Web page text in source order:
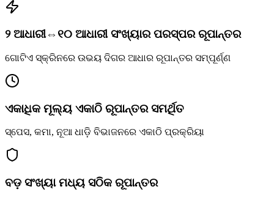
୨ ଆଧାରୀ⇔୧୦ ଆଧାରୀ ସଂଖ୍ୟାର ପରସ୍ପର ରୂପାନ୍ତର
ଗୋଟିଏ ସ୍କ୍ରିନରେ ଉଭୟ ଦିଗର ଆଧାର ରୂପାନ୍ତର ସମ୍ପୂର୍ଣ୍ଣ
ଏକାଧିକ ମୂଲ୍ୟ ଏକାଠି ରୂପାନ୍ତର ସମର୍ଥିତ
ସ୍ପେସ, କମା, ନୂଆ ଧାଡ଼ି ବିଭାଜନରେ ଏକାଠି ପ୍ରକ୍ରିୟା
ବଡ଼ ସଂଖ୍ୟା ମଧ୍ୟ ସଠିକ ରୂପାନ୍ତର